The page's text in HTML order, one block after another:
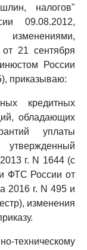
налогов"
09.08.2012,
21 сентября
России
приказываю:
кредитных
обладающих
уплаты
г. N 1644 (с
ФТС России от
2016 г. N 495 и
изменения